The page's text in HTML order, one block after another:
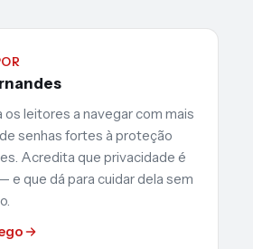
os leitores a navegar com mais
senhas fortes à proteção
Acredita que privacidade é
e que dá para cuidar dela sem